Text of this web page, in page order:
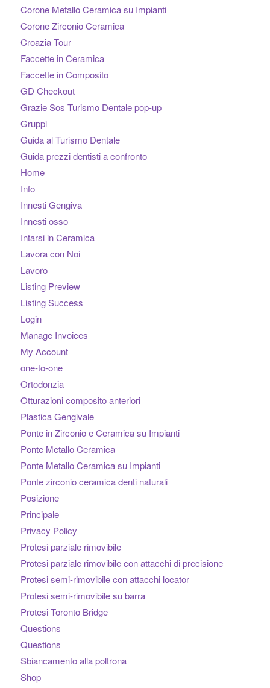
Corone Metallo Ceramica su Impianti
Corone Zirconio Ceramica
Croazia Tour
Faccette in Ceramica
Faccette in Composito
GD Checkout
Grazie Sos Turismo Dentale pop-up
Gruppi
Guida al Turismo Dentale
Guida prezzi dentisti a confronto
Home
Info
Innesti Gengiva
Innesti osso
Intarsi in Ceramica
Lavora con Noi
Lavoro
Listing Preview
Listing Success
Login
Manage Invoices
My Account
one-to-one
Ortodonzia
Otturazioni composito anteriori
Plastica Gengivale
Ponte in Zirconio e Ceramica su Impianti
Ponte Metallo Ceramica
Ponte Metallo Ceramica su Impianti
Ponte zirconio ceramica denti naturali
Posizione
Principale
Privacy Policy
Protesi parziale rimovibile
Protesi parziale rimovibile con attacchi di precisione
Protesi semi-rimovibile con attacchi locator
Protesi semi-rimovibile su barra
Protesi Toronto Bridge
Questions
Questions
Sbiancamento alla poltrona
Shop